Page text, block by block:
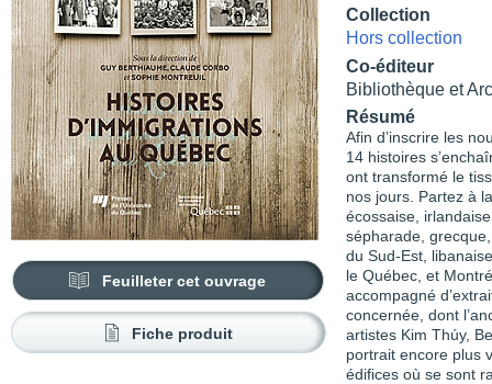
Feuilleter cet ouvrage
Fiche produit
Collection
Hors collection
Co-éditeur
Bibliothèque et
Résumé
Afin d’inscrire les
14 histoires
ont transformé le
nos jours. Partez à
écossaise,
sépharade,
du Sud-Est,
le Québec, et
accompagné
concernée, dont
artistes Kim Thúy,
portrait encore plus
édifices où se sont